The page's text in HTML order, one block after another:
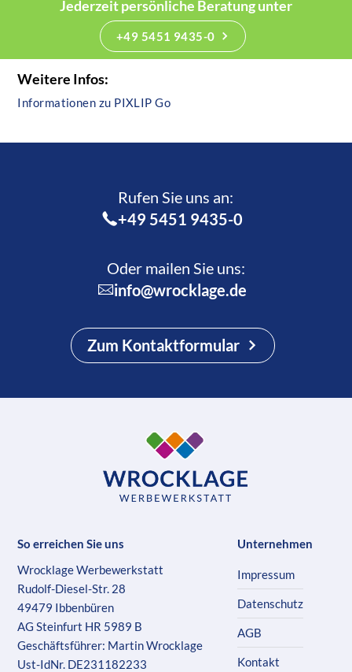
Jederzeit persönliche Beratung unter
+49 5451 9435-0
Weitere Infos:
Informationen zu PIXLIP Go
Rufen Sie uns an:­
+49 5451 9435-0
Oder mailen Sie uns:
info@wrocklage.de
Zum Kontaktformular
So erreichen Sie uns
Wrocklage Werbewerkstatt
Rudolf-Diesel-Str. 28
49479 Ibbenbüren
AG Steinfurt HR 5989 B
Geschäftsführer: Martin Wrocklage
Ust-IdNr. DE231182233
Unternehmen
Impressum
Datenschutz
AGB
Kontakt